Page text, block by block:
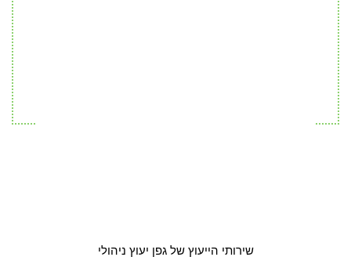
שירותי הייעוץ של גפן יעוץ ניהולי